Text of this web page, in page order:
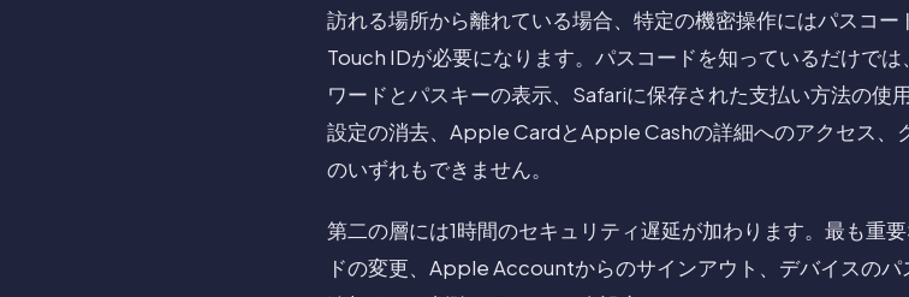
訪れる場所から離れている場合、特定の機密操作にはパスコ
Touch IDが必要になります。パスコードを知っているだけで
ワードとパスキーの表示、Safariに保存された支払い方法の使
設定の消去、Apple CardとApple Cashの詳細へのアクセス、
のいずれもできません。
第二の層には1時間のセキュリティ遅延が加わります。最も重
ドの変更、Apple Accountからのサインアウト、デバイスの